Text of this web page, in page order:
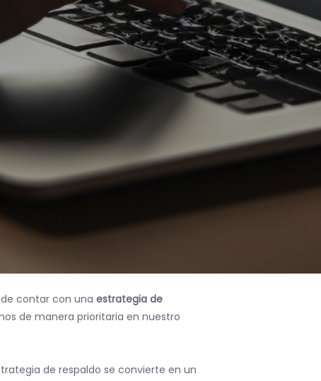
contar con una estrategia de
de manera prioritaria en nuestro
de respaldo se convierte en un